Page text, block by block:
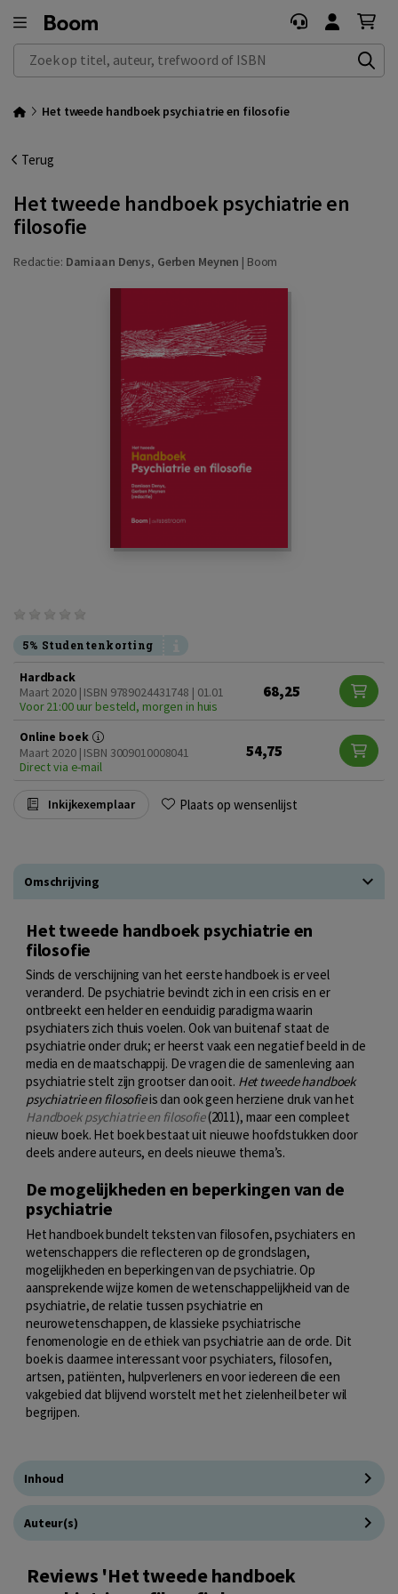
Zoek op titel, auteur, trefwoord of ISBN
Het tweede handboek psychiatrie en filosofie
Terug
Het tweede handboek psychiatrie en
filosofie
Redactie: Damiaan Denys, Gerben Meynen | Boom
5% Studentenkorting
Hardback
Maart 2020 | ISBN 9789024431748 | 01.01
Voor 21:00 uur besteld, morgen in huis
68,25
Online boek
Maart 2020 | ISBN 3009010008041
Direct via e-mail
54,75
Inkijkexemplaar Plaats op wensenlijst
Omschrijving
Het tweede handboek psychiatrie en
filosofie
Sinds de verschijning van het eerste handboek is er veel
veranderd. De psychiatrie bevindt zich in een crisis en er
ontbreekt een helder en eenduidig paradigma waarin
psychiaters zich thuis voelen. Ook van buitenaf staat de
psychiatrie onder druk; er heerst vaak een negatief beeld in de
media en de maatschappij. De vragen die de samenleving aan
psychiatrie stelt zijn grootser dan ooit. Het tweede handboek
psychiatrie en filosofieis dan ook geen herziene druk van het
Handboek psychiatrie en filosofie(2011), maar een compleet
nieuw boek. Het boek bestaat uit nieuwe hoofdstukken door
deels andere auteurs, en deels nieuwe thema’s.
De mogelijkheden en beperkingen van de
psychiatrie
Het handboek bundelt teksten van filosofen, psychiaters en
wetenschappers die reflecteren op de grondslagen,
mogelijkheden en beperkingen van de psychiatrie. Op
aansprekende wijze komen de wetenschappelijkheid van de
psychiatrie, de relatie tussen psychiatrie en
neurowetenschappen, de klassieke psychiatrische
fenomenologie en de ethiek van psychiatrie aan de orde. Dit
boek is daarmee interessant voor psychiaters, filosofen,
artsen, patiënten, hulpverleners en voor iedereen die een
vakgebied dat blijvend worstelt met het zielenheil beter wil
begrijpen.
Inhoud
Auteur(s)
Reviews 'Het tweede handboek